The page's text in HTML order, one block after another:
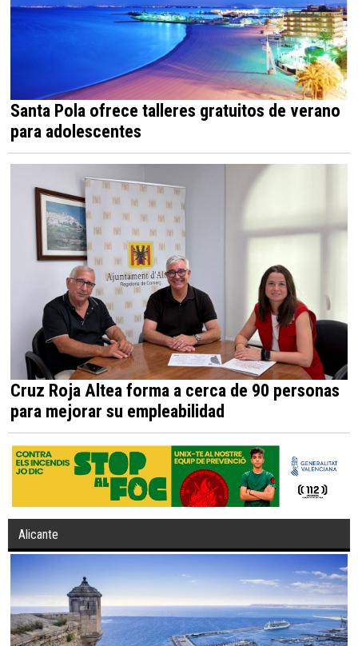
Santa Pola ofrece talleres gratuitos de verano
para adolescentes
Cruz Roja Altea forma a cerca de 90 personas
para mejorar su empleabilidad
Alicante